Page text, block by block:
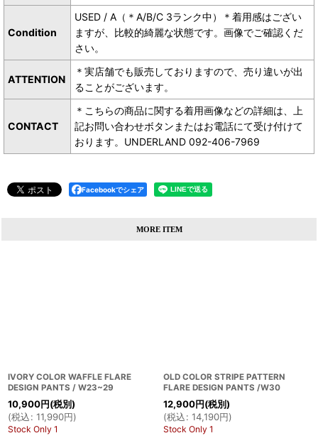
Condition
USED / A（＊A/B/C 3ランク中）＊着用感はござい
ますが、比較的綺麗な状態です。画像でご確認くだ
さい。
ATTENTION
＊実店舗でも販売しておりますので、売り違いが出
ることがございます。
CONTACT
＊こちらの商品に関する着用画像などの詳細は、上
記お問い合わせボタンまたはお電話にて受け付けて
おります。UNDERLAND 092-406-7969
Facebookでシェア
MORE ITEM
IVORY COLOR WAFFLE FLARE
DESIGN PANTS / W23~29
10,900円(税別)
(税込: 11,990円)
Stock Only 1
OLD COLOR STRIPE PATTERN
FLARE DESIGN PANTS /W30
12,900円(税別)
(税込: 14,190円)
Stock Only 1